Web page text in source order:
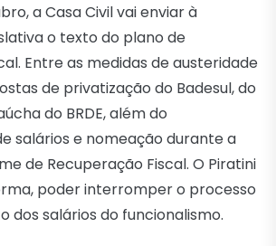
a Casa Civil vai enviar à
o texto do plano de
Entre as medidas de austeridade
de privatização do Badesul, do
do BRDE, além do
salários e nomeação durante a
de Recuperação Fiscal. O Piratini
poder interromper o processo
dos salários do funcionalismo.